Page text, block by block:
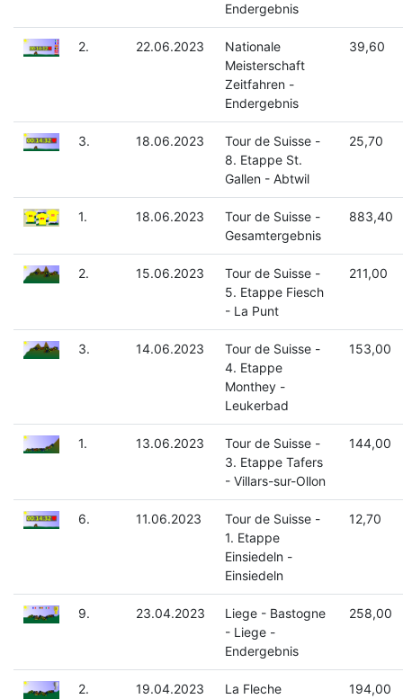
Endergebnis
2. 22.06.2023
Nationale
Meisterschaft
Zeitfahren -
Endergebnis
39,60
3. 18.06.2023
Tour de Suisse -
8. Etappe St.
Gallen - Abtwil
25,70
1. 18.06.2023
Tour de Suisse -
Gesamtergebnis
883,40
2. 15.06.2023
Tour de Suisse -
5. Etappe Fiesch
- La Punt
211,00
3. 14.06.2023
Tour de Suisse -
4. Etappe
Monthey -
Leukerbad
153,00
1. 13.06.2023
Tour de Suisse -
3. Etappe Tafers
- Villars-sur-Ollon
144,00
6. 11.06.2023
Tour de Suisse -
1. Etappe
Einsiedeln -
Einsiedeln
12,70
9. 23.04.2023
Liege - Bastogne
- Liege -
Endergebnis
258,00
2. 19.04.2023
La Fleche
194,00